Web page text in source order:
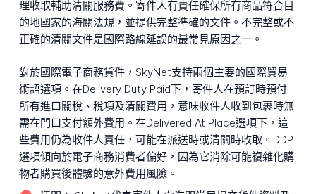
理收取輔助清關服務費。寄件人有責任確保所有商品符合目
的地國家的海關法規，並提供完整準確的文件。不完整或不
正確的清關文件是國際路線延誤的最常見原因之一。
對於國際電子商務貨件，SkyNet支持兩個主要的國際貿易
術語選項。在Delivery Duty Paid下，寄件人在預訂時預付
所有進口關稅、稅項及清關費用，意味收件人收到包裹時無
需在門口支付額外費用。在Delivered At Place選項下，這
些費用仍為收件人責任，可能在派送時或清關時收取。DDP
選項傾向於電子商務消費者偏好，因為它消除可能複雜化購
物者購買後體驗的意外費用風險。